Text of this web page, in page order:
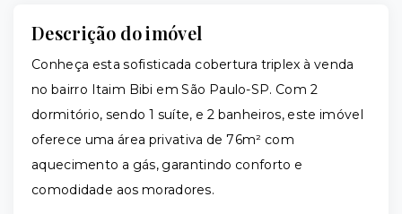
Descrição do imóvel
Conheça esta sofisticada cobertura triplex à venda
no bairro Itaim Bibi em São Paulo-SP. Com 2
dormitório, sendo 1 suíte, e 2 banheiros, este imóvel
oferece uma área privativa de 76m² com
aquecimento a gás, garantindo conforto e
comodidade aos moradores.